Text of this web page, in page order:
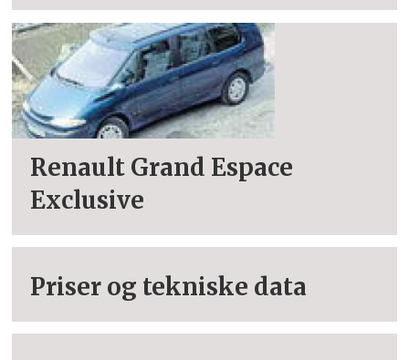
Renault Grand Espace
Exclusive
Priser og tekniske data